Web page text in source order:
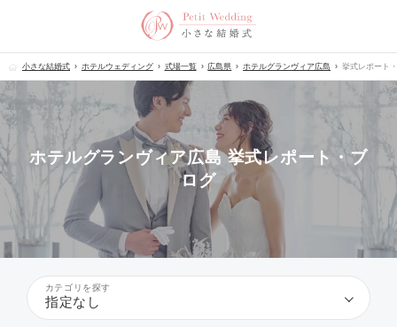
小さな結婚式 ホテルウェディング 式場一覧 広島県 ホテルグランヴィア広島 挙式レポート
ホテルグランヴィア広島 挙式レポート・ブ
ログ
カテゴリを探す
指定なし